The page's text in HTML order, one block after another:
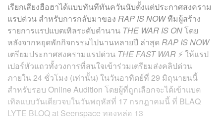
เรียกเสียงฮือฮาได้แบบทันทีทันควันนับตั้งแต่ประกาศสงคราม
แรปด่วน สำหรับการกลับมาของ RAP IS NOWทีมผู้สร้าง
รายการแรปแบตเทิลระดับตำนาน THE WAR IS ONโดย
หลังจากหยุดพักกิจกรรมไปนานหลายปี ล่าสุด RAP IS NOW
เตรียมประกาศสงครามแรปด่วน THE FAST WAR ⚡️ ให้แรป
เปอร์หัวแถวทั้งวงการที่สนใจเข้าร่วมเตรียมส่งคลิปด่วน
ภายใน 24 ชั่วโมง (เท่านั้น) ในวันอาทิตย์ที่ 29 มิถุนายนนี้
สำหรับรอบ Online Audition โดยผู้ที่ถูกเลือกจะได้เข้าแบต
เทิลแบบวันเดียวจบในวันพฤหัสที่ 17 กรกฎาคมนี้ ที่ BLAQ
LYTE BLOQ at Seenspace ทองหล่อ 13